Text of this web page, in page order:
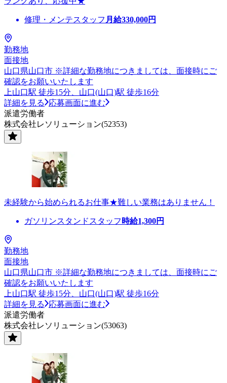
修理・メンテスタッフ 月給330,000円
勤務地
面接地
山口県山口市 ※詳細な勤務地につきましては、面接時にご
確認をお願いいたします
上山口駅 徒歩15分、山口(山口)駅 徒歩16分
詳細を見る
応募画面に進む
派遣労働者
株式会社レソリューション(52353)
未経験から始められるお仕事★難しい業務はありません！
ガソリンスタンドスタッフ 時給1,300円
勤務地
面接地
山口県山口市 ※詳細な勤務地につきましては、面接時にご
確認をお願いいたします
上山口駅 徒歩15分、山口(山口)駅 徒歩16分
詳細を見る
応募画面に進む
派遣労働者
株式会社レソリューション(53063)